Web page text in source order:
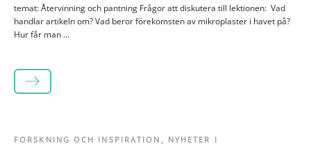
temat: Återvinning och pantning Frågor att diskutera till lektionen: Vad
handlar artikeln om? Vad beror förekomsten av mikroplaster i havet på?
Hur får man ...
LÄS MER
FORSKNING OCH INSPIRATION , NYHETER I